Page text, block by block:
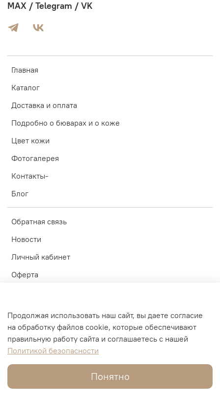
В корзину
Главная
Каталог
Доставка и оплата
Подробно о бюварах и о коже
Цвет кожи
Фотогалерея
Контакты-
Блог
Обратная связь
Новости
Личный кабинет
Оферта
© ИП Блинков А.А. 2010-2026
MAX / Telegram / VK
Продолжая использовать наш сайт, вы даете согласие
на обработку файлов cookie, которые обеспечивают
правильную работу сайта и соглашаетесь с нашей
Политикой безопасности
Понятно